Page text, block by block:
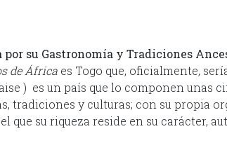
por su Gastronomía y Tradiciones
de África es Togo que, oficialmente,
) es un país que lo componen unas
tradiciones y culturas; con su propia
que su riqueza reside en su carácter,